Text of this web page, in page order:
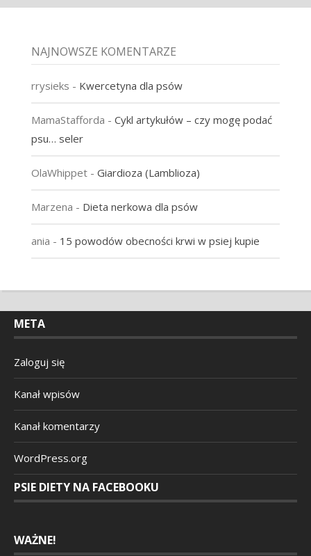
NAJNOWSZE KOMENTARZE
rrysieks - Kwercetyna dla psów
MamaStafforda - Cykl artykułów – czy mogę podać
psu… seler
OlaWhippet- Giardioza (Lamblioza)
Marzena - Dieta nerkowa dla psów
ania - 15 powodów obecności krwi w psiej kupie
META
Zaloguj się
Kanał wpisów
Kanał komentarzy
WordPress.org
PSIE DIETY NA FACEBOOKU
WAŻNE!